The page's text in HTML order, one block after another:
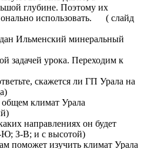
глубине. Поэтому их
использовать. ( слайд
Ильменский минеральный
задачей урока. Переходим к
скажется ли ГП Урала на
общем климат Урала
направлениях он будет
Ю; З-В; и с высотой)
поможет изучить климат Урала